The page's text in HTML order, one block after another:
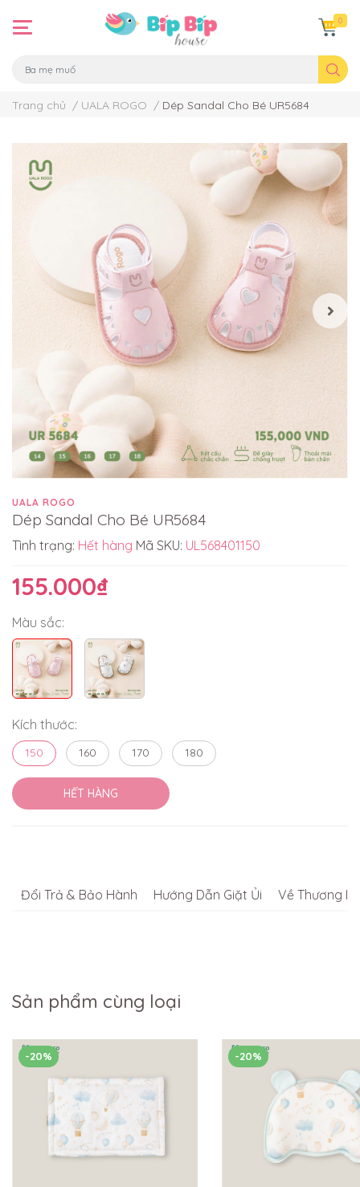
0
Trang chủ / UALA ROGO / Dép Sandal Cho Bé UR5684
UALA ROGO
Dép Sandal Cho Bé UR5684
Tình trạng: Hết hàng Mã SKU: UL568401150
155.000₫
Màu sắc:
Kích thước:
150 160 170 180
HẾT HÀNG
Đổi Trả & Bảo Hành Hướng Dẫn Giặt Ủi Về Thương
Sản phẩm cùng loại
-20% -20%